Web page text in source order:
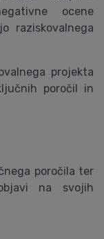
ocene
raziskovalnega
projekta
poročil in
poročila ter
na svojih